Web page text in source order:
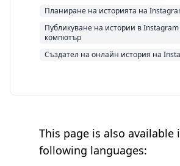
Планиране на историята на
Публикуване на истории в Instagram
компютър
Създател на онлайн история на
This page is also available
following languages: